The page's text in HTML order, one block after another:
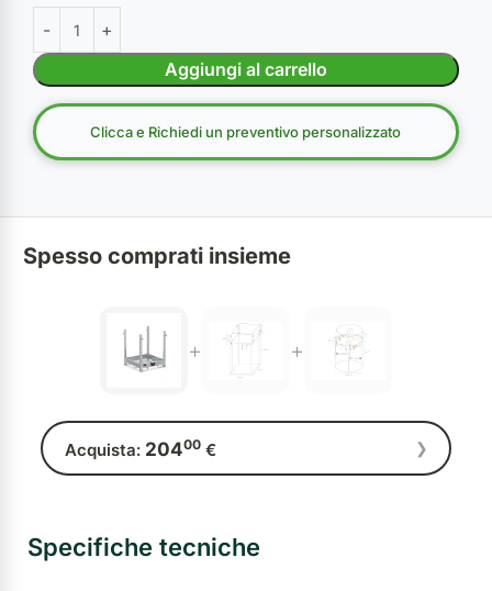
Aggiungi al carrello
Clicca e Richiedi un preventivo personalizzato
Spesso comprati insieme
+ +
Acquista: 20400€ ❯
Specifiche tecniche